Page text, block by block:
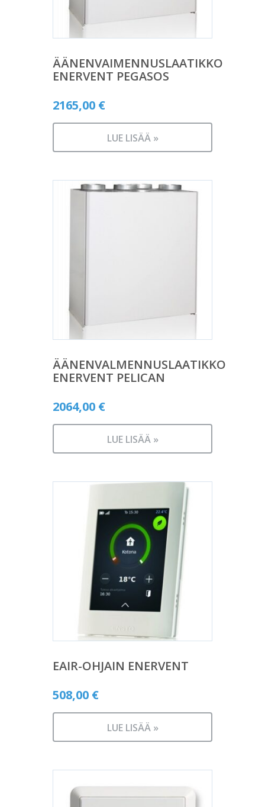
ÄÄNENVAIMENNUSLAATIKKO
ENERVENT PEGASOS
2165,00 €
LUE LISÄÄ »
ÄÄNENVALMENNUSLAATIKKO
ENERVENT PELICAN
2064,00 €
LUE LISÄÄ »
EAIR-OHJAIN ENERVENT
508,00 €
LUE LISÄÄ »